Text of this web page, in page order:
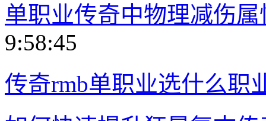
单职业传奇中物理减伤
9:58:45
传奇rmb单职业选什么职